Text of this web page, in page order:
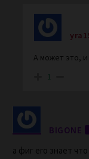
А может это, и
1
BIGONE
а фиг его знает